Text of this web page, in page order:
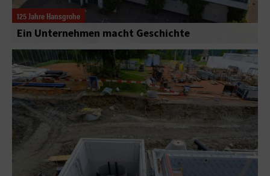
125 Jahre Hansgrohe
Ein Unternehmen macht Geschichte